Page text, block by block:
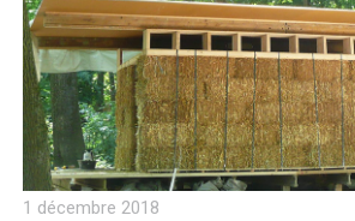
1 décembre 2018
और
मजे
लिए
Xnxxx
Com
فيديو
جنسي
Xnxx
عربي